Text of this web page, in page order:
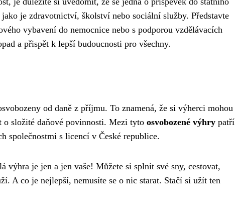
je zdravotnictví, školství nebo sociální služby. Představte
vybavení do nemocnice nebo s podporou vzdělávacích
a přispět k lepší budoucnosti pro všechny.
od daně z příjmu. To znamená, že si výherci mohou
o složité daňové povinnosti. Mezi tyto osvobozené výhry patří
společnostmi s licencí v České republice.
výhra je jen a jen vaše! Můžete si splnit své sny, cestovat,
A co je nejlepší, nemusíte se o nic starat. Stačí si užít ten